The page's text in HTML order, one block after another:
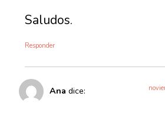
Saludos.
Responder
Ana dice: